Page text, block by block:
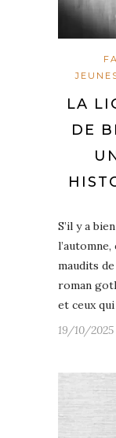
LA
DE
S’il y a
maudits
roman
et ceux
19/10/2025